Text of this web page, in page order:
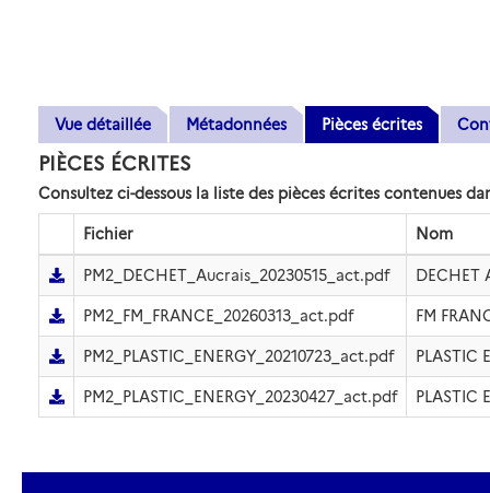
Vue détaillée Métadonnées Pièces écrites
PIÈCES ÉCRITES
Consultez ci-dessous la liste des pièces écrites contenues
Fichier Nom
PM2_DECHET_Aucrais_20230515_act.pdf DECHET
PM2_FM_FRANCE_20260313_act.pdf FM
PM2_PLASTIC_ENERGY_20210723_act.pdf PLASTIC
PM2_PLASTIC_ENERGY_20230427_act.pdf PLASTIC